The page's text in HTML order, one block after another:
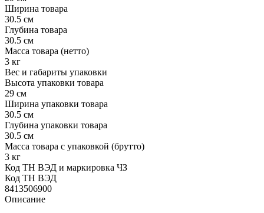
Ширина товара
30.5 см
Глубина товара
30.5 см
Масса товара (нетто)
3 кг
Вес и габариты упаковки
Высота упаковки товара
29 см
Ширина упаковки товара
30.5 см
Глубина упаковки товара
30.5 см
Масса товара с упаковкой (брутто)
3 кг
Код ТН ВЭД и маркировка ЧЗ
Код ТН ВЭД
8413506900
Описание